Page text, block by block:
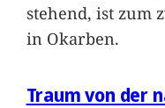
stehend, ist zum
in Okarben.
Traum von der